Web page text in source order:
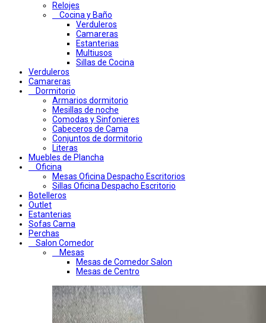
Relojes
Cocina y Baño
Verduleros
Camareras
Estanterias
Multiusos
Sillas de Cocina
Verduleros
Camareras
Dormitorio
Armarios dormitorio
Mesillas de noche
Comodas y Sinfonieres
Cabeceros de Cama
Conjuntos de dormitorio
Literas
Muebles de Plancha
Oficina
Mesas Oficina Despacho Escritorios
Sillas Oficina Despacho Escritorio
Botelleros
Outlet
Estanterias
Sofas Cama
Perchas
Salon Comedor
Mesas
Mesas de Comedor Salon
Mesas de Centro